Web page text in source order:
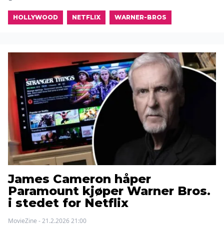
HOLLYWOOD NETFLIX WARNER-BROS
James Cameron håper
Paramount kjøper Warner Bros.
i stedet for Netflix
MovieZine - 21.2.2026 21:00